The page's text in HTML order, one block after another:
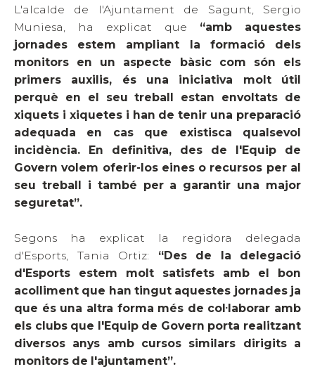
L'alcalde de l'Ajuntament de Sagunt, Sergio
Muniesa, ha explicat que “amb aquestes
jornades estem ampliant la formació dels
monitors en un aspecte bàsic com són els
primers auxilis, és una iniciativa molt útil
perquè en el seu treball estan envoltats de
xiquets i xiquetes i han de tenir una preparació
adequada en cas que existisca qualsevol
incidència. En definitiva, des de l'Equip de
Govern volem oferir-los eines o recursos per al
seu treball i també per a garantir una major
seguretat”.
Segons ha explicat la regidora delegada
d'Esports, Tania Ortiz: “Des de la delegació
d'Esports estem molt satisfets amb el bon
acolliment que han tingut aquestes jornades ja
que és una altra forma més de col·laborar amb
els clubs que l'Equip de Govern porta realitzant
diversos anys amb cursos similars dirigits a
monitors de l'ajuntament”.